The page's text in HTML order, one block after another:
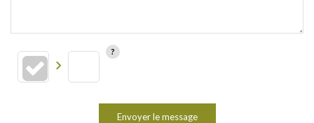
Envoyer le message